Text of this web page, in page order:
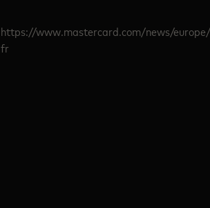
https://www.mastercard.com/news/
fr